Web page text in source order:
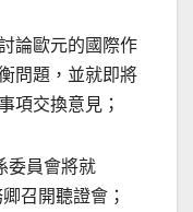
歐元的國際作
問題，並就即將
項交換意見；
員會將就
召開聽證會；